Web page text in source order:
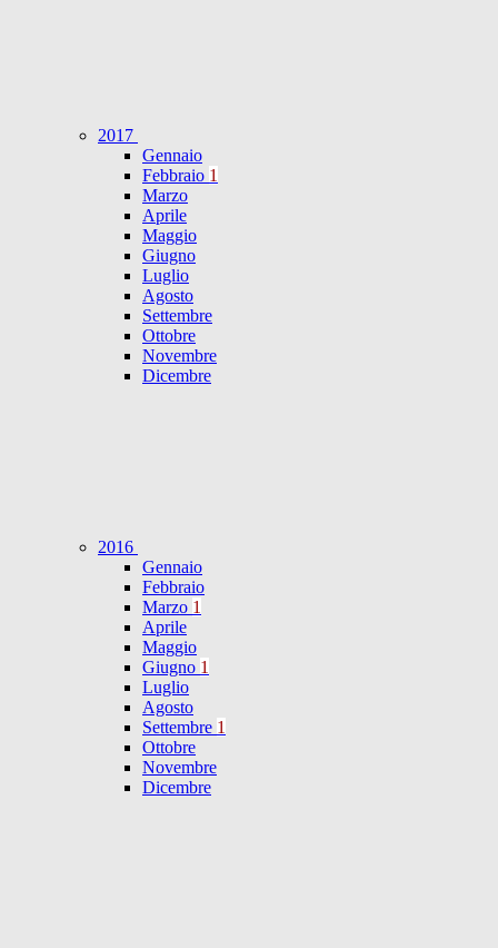
2017
Gennaio
Febbraio 1
Marzo
Aprile
Maggio
Giugno
Luglio
Agosto
Settembre
Ottobre
Novembre
Dicembre
2016
Gennaio
Febbraio
Marzo 1
Aprile
Maggio
Giugno 1
Luglio
Agosto
Settembre 1
Ottobre
Novembre
Dicembre